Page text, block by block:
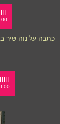
כתבה על נוה שיר